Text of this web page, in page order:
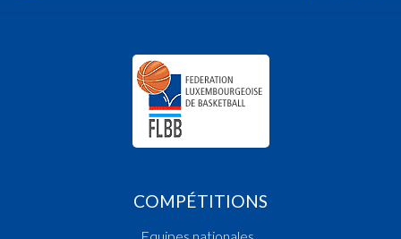
COMPÉTITIONS
Equipes nationales